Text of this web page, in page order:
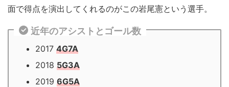
面で得点を演出してくれるのがこの岩尾憲という選手。
近年のアシストとゴール数
2017 4G7A
2018 5G3A
2019 6G5A